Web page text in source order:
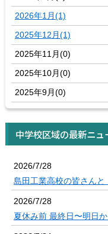
2026年1月(1)
2025年12月(1)
2025年11月(0)
2025年10月(0)
2025年9月(0)
中学校区域の最新ニュ
2026/7/28
島田工業高校の皆さんと
2026/7/28
夏休み前 最終日〜明日